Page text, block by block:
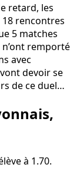
retard, les
rencontres
5 matches
remporté
avec
devoir se
de ce duel…
à 1.70.